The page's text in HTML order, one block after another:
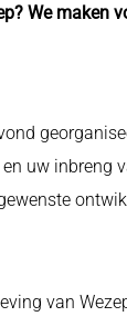
We
uw inbreng
van